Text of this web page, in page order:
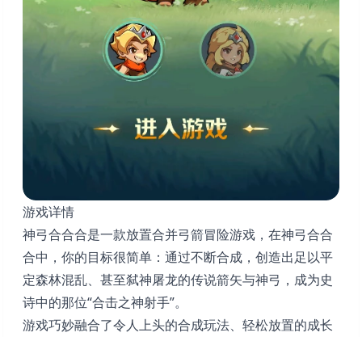
游戏详情
神弓合合合是一款放置合并弓箭冒险游戏，在神弓合合
合中，你的目标很简单：通过不断合成，创造出足以平
定森林混乱、甚至弑神屠龙的传说箭矢与神弓，成为史
诗中的那位“合击之神射手”。
游戏巧妙融合了令人上头的合成玩法、轻松放置的成长